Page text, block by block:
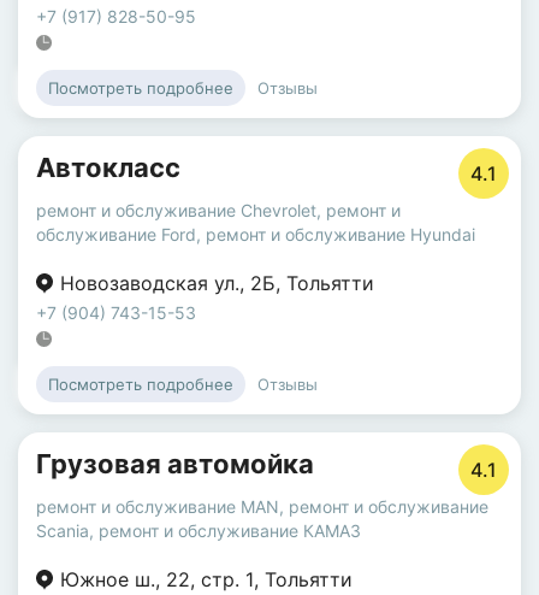
+7 (917) 828-50-95
Посмотреть подробнее Отзывы
Автокласс 4.1
ремонт и обслуживание Chevrolet, ремонт и
обслуживание Ford, ремонт и обслуживание Hyundai
Новозаводская ул., 2Б, Тольятти
+7 (904) 743-15-53
Посмотреть подробнее Отзывы
Грузовая автомойка 4.1
ремонт и обслуживание MAN, ремонт и обслуживание
Scania, ремонт и обслуживание КАМАЗ
Южное ш., 22, стр. 1, Тольятти